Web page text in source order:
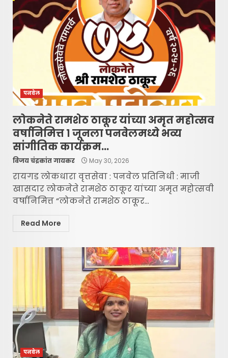
पनवेल
लोकनेते रामशेठ ठाकूर यांच्या अमृत महोत्सव
वर्षानिमित्त १ जूनला पनवेलमध्ये भव्य
सांगीतिक कार्यक्रम…
विजय चंद्रकांत गायकर May 30, 2026
रायगड लोकधारा वृत्तसेवा : पनवेल प्रतिनिधी : माजी
खासदार लोकनेते रामशेठ ठाकूर यांच्या अमृत महोत्सवी
वर्षानिमित्त “लोकनेते रामशेठ ठाकूर...
Read More
पनवेल